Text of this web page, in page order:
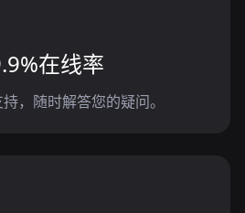
在线率
，随时解答您的疑问。